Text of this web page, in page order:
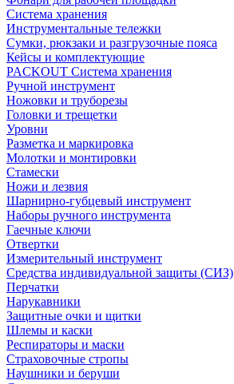
Система хранения
Инструментальные тележки
Сумки, рюкзаки и разгрузочные пояса
Кейсы и комплектующие
PACKOUT Система хранения
Ручной инструмент
Ножовки и труборезы
Головки и трещетки
Уровни
Разметка и маркировка
Молотки и монтировки
Стамески
Ножи и лезвия
Шарнирно-губцевый инструмент
Наборы ручного инструмента
Гаечные ключи
Отвертки
Измерительный инструмент
Средства индивидуальной защиты (СИЗ)
Перчатки
Нарукавники
Защитные очки и щитки
Шлемы и каски
Респираторы и маски
Страховочные стропы
Наушники и беруши